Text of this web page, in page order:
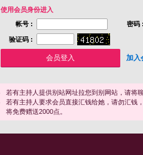
使用会员身份进入
帐号 :
密码 :
验证码 :
加入
若有主持人提供别站网址拉您到别网站，请将
若有主持人要求会员直接汇钱给她，请勿汇钱
将免费赠送2000点。